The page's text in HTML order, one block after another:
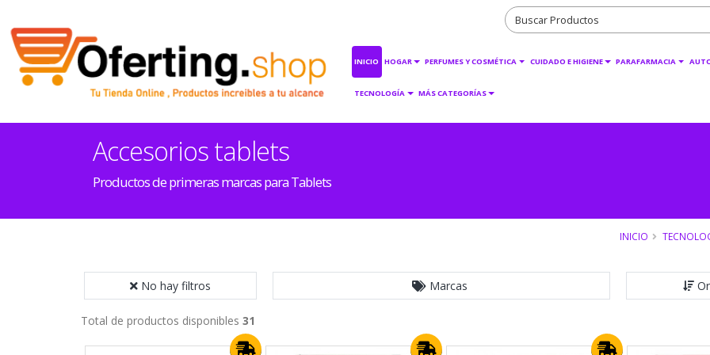
INICIO HOGAR PERFUMES Y COSMÉTICA CUIDADO E HIGIENE PARAFARMACIA
TECNOLOGÍA MÁS CATEGORÍAS
Accesorios tablets
Productos de primeras marcas para Tablets
INICIO
No hay filtros Marcas
Total de productos disponibles 31